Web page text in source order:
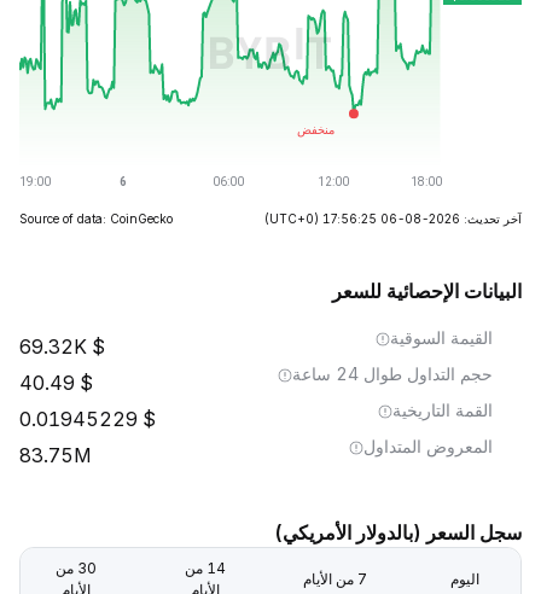
آخر تحديث: 2026-08-06 17:56:25 (UTC+0)
Source of data: CoinGecko
البيانات الإحصائية للسعر
القيمة السوقية 69.32K
حجم التداول طوال 24 ساعة 40.49
القمة التاريخية 0.01945229
المعروض المتداول 83.75M
سجل السعر (بالدولار الأمريكي)
اليوم 7 من الأيام
14 من
الأيام
30 من
الأيام